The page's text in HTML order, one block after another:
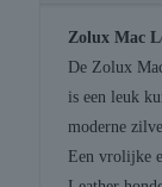
Zolux Mac
De Zolux
is een leuk
moderne
Een vrolijke